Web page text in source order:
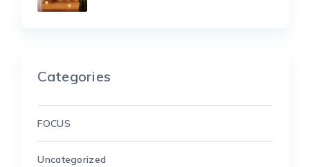
Categories
FOCUS
Uncategorized